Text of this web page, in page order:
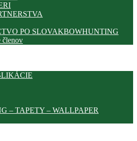
PO SLOVAKBOWHUNTING
členov
– TAPETY – WALLPAPER